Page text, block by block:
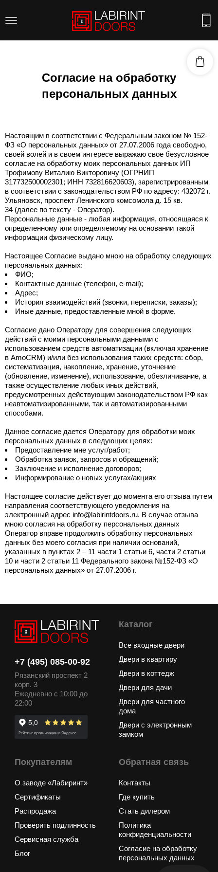
Согласие на обработку
персональных данных
Настоящим в соответствии с Федеральным законом № 152-
ФЗ «О персональных данных» от 27.07.2006 года свободно,
своей волей и в своем интересе выражаю свое безусловное
согласие на обработку моих персональных данных ИП
Трофимову Виталию Викторовичу (ОГРНИП
317732500002301; ИНН 732816620603), зарегистрированным
в соответствии с законодательством РФ по адресу: 432072 г.
Ульяновск, проспект Ленинского комсомола д. 15 кв.
34 (далее по тексту - Оператор).
Персональные данные - любая информация, относящаяся к
определенному или определяемому на основании такой
информации физическому лицу.
Настоящее Согласие выдано мною на обработку следующих
персональных данных:
ФИО;
Контактные данные (телефон, e-mail);
Адрес;
История взаимодействий (звонки, переписки, заказы);
Иные данные, предоставленные мной в форме.
Согласие дано Оператору для совершения следующих
действий с моими персональными данными с
использованием средств автоматизации (включая хранение
в AmoCRM) и/или без использования таких средств: сбор,
систематизация, накопление, хранение, уточнение
(обновление, изменение), использование, обезличивание, а
также осуществление любых иных действий,
предусмотренных действующим законодательством РФ как
неавтоматизированными, так и автоматизированными
способами.
Данное согласие дается Оператору для обработки моих
персональных данных в следующих целях:
Предоставление мне услуг/работ;
Обработка заявок, запросов и обращений;
Заключение и исполнение договоров;
Информирование о новых услугах/акциях
Настоящее согласие действует до момента его отзыва путем
направления соответствующего уведомления на
электронный адрес info@labirintdoors.ru. В случае отзыва
мною согласия на обработку персональных данных
Оператор вправе продолжить обработку персональных
данных без моего согласия при наличии оснований,
указанных в пунктах 2 – 11 части 1 статьи 6, части 2 статьи
10 и части 2 статьи 11 Федерального закона №152-ФЗ «О
персональных данных» от 27.07.2006 г.
+7 (495) 085-00-92
Рязанский проспект 2
корп. 3
Ежедневно с 10:00 до
22:00
Каталог
Все входные двери
Двери в квартиру
Двери в коттедж
Двери для дачи
Двери для частного
дома
Двери с электронным
замком
Покупателям
О заводе «Лабиринт»
Сертификаты
Распродажа
Проверить подлинность
Сервисная служба
Блог
Обратная связь
Контакты
Где купить
Стать дилером
Политика
конфиденциальности
Согласие на обработку
персональных данных